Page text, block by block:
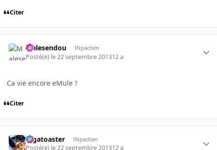
Citer
Malesendou INpactien
Posté(e) le 22 septembre 201312 a
Ca vie encore eMule ?
Citer
Gigatoaster INpactien
Posté(e) le 22 septembre 201312 a